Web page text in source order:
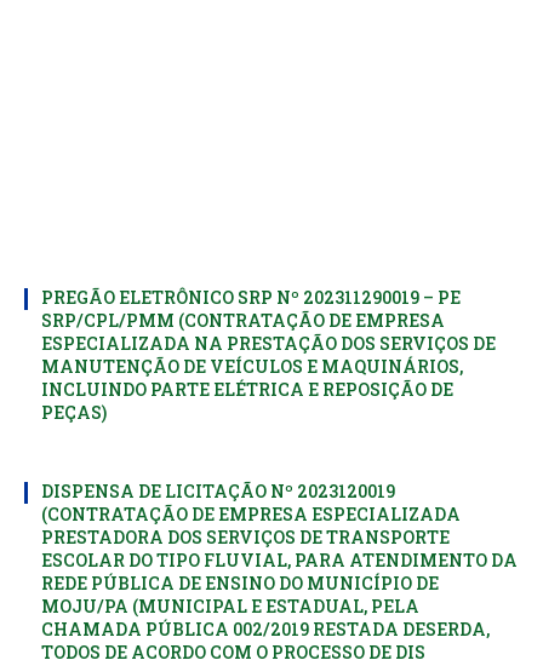
PREGÃO ELETRÔNICO SRP Nº 202311290019 – PE
SRP/CPL/PMM (CONTRATAÇÃO DE EMPRESA
ESPECIALIZADA NA PRESTAÇÃO DOS SERVIÇOS DE
MANUTENÇÃO DE VEÍCULOS E MAQUINÁRIOS,
INCLUINDO PARTE ELÉTRICA E REPOSIÇÃO DE
PEÇAS)
DISPENSA DE LICITAÇÃO Nº 2023120019
(CONTRATAÇÃO DE EMPRESA ESPECIALIZADA
PRESTADORA DOS SERVIÇOS DE TRANSPORTE
ESCOLAR DO TIPO FLUVIAL, PARA ATENDIMENTO DA
REDE PÚBLICA DE ENSINO DO MUNICÍPIO DE
MOJU/PA (MUNICIPAL E ESTADUAL, PELA
CHAMADA PÚBLICA 002/2019 RESTADA DESERDA,
TODOS DE ACORDO COM O PROCESSO DE DIS